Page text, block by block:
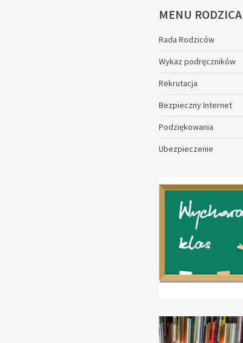
MENU RODZICA
Rada Rodziców
Wykaz podręczników
Rekrutacja
Bezpieczny Internet
Podziękowania
Ubezpieczenie